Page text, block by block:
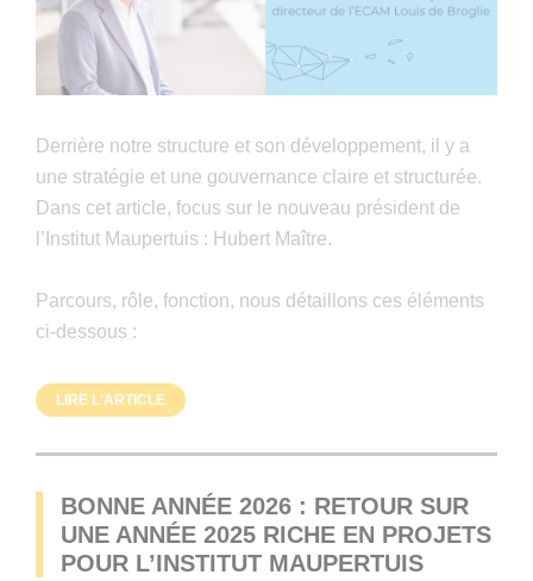
Derrière notre structure et son développement, il y a
une stratégie et une gouvernance claire et structurée.
Dans cet article, focus sur le nouveau président de
l’Institut Maupertuis : Hubert Maître.
Parcours, rôle, fonction, nous détaillons ces éléments
ci-dessous :
LIRE L'ARTICLE
BONNE ANNÉE 2026 : RETOUR SUR
UNE ANNÉE 2025 RICHE EN PROJETS
POUR L’INSTITUT MAUPERTUIS